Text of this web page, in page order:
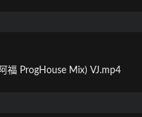
福 ProgHouse Mix) VJ.mp4